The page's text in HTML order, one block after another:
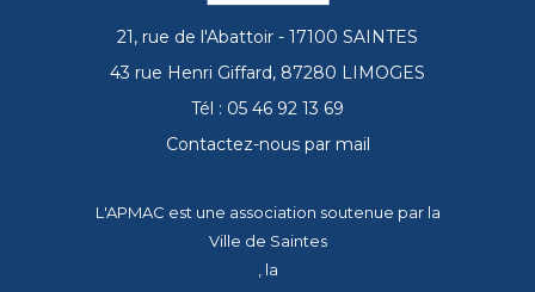
21, rue de l'Abattoir - 17100 SAINTES
43 rue Henri Giffard, 87280 LIMOGES
Tél : 05 46 92 13 69
Contactez-nous par mail
L'APMAC est une association soutenue par la
Ville de Saintes
, la